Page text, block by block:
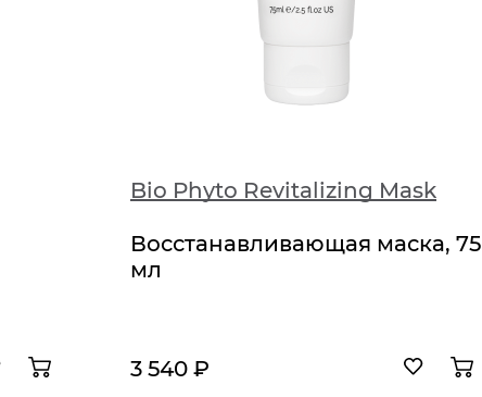
Bio Phyto Revitalizing Mask
Восстанавливающая маска, 75
мл
3 540 ₽